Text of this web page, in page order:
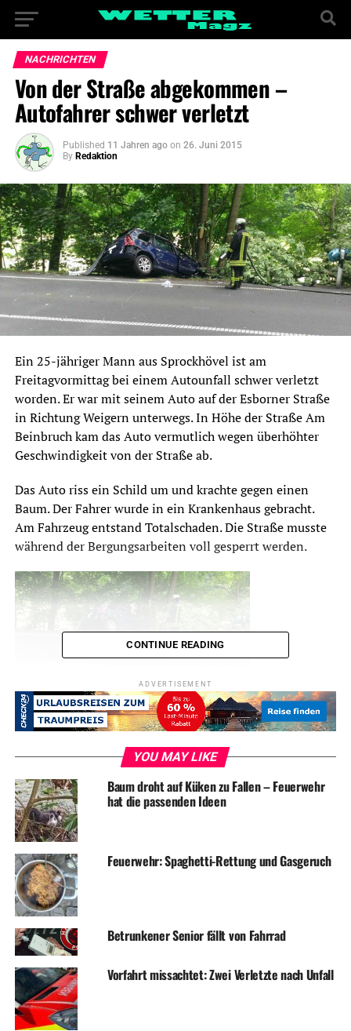
NACHRICHTEN
Von der Straße abgekommen –
Autofahrer schwer verletzt
Published 11 Jahren ago on 26. Juni 2015
By Redaktion
Ein 25-jähriger Mann aus Sprockhövel ist am
Freitagvormittag bei einem Autounfall schwer verletzt
worden. Er war mit seinem Auto auf der Esborner Straße
in Richtung Weigern unterwegs. In Höhe der Straße Am
Beinbruch kam das Auto vermutlich wegen überhöhter
Geschwindigkeit von der Straße ab.
Das Auto riss ein Schild um und krachte gegen einen
Baum. Der Fahrer wurde in ein Krankenhaus gebracht.
Am Fahrzeug entstand Totalschaden. Die Straße musste
während der Bergungsarbeiten voll gesperrt werden.
Fotos: Feuerwehr
ADVERTISEMENT
RELATED TOPICS:
UP NEXT
Keine weiteren Feuerwerke in der „Villa Vera“
DON'T MISS
CONTINUE READING
ADVERTISEMENT
YOU MAY LIKE
Baum droht auf Küken zu Fallen – Feuerwehr
hat die passenden Ideen
Feuerwehr: Spaghetti-Rettung und Gasgeruch
Betrunkener Senior fällt von Fahrrad
Vorfahrt missachtet: Zwei Verletzte nach Unfall